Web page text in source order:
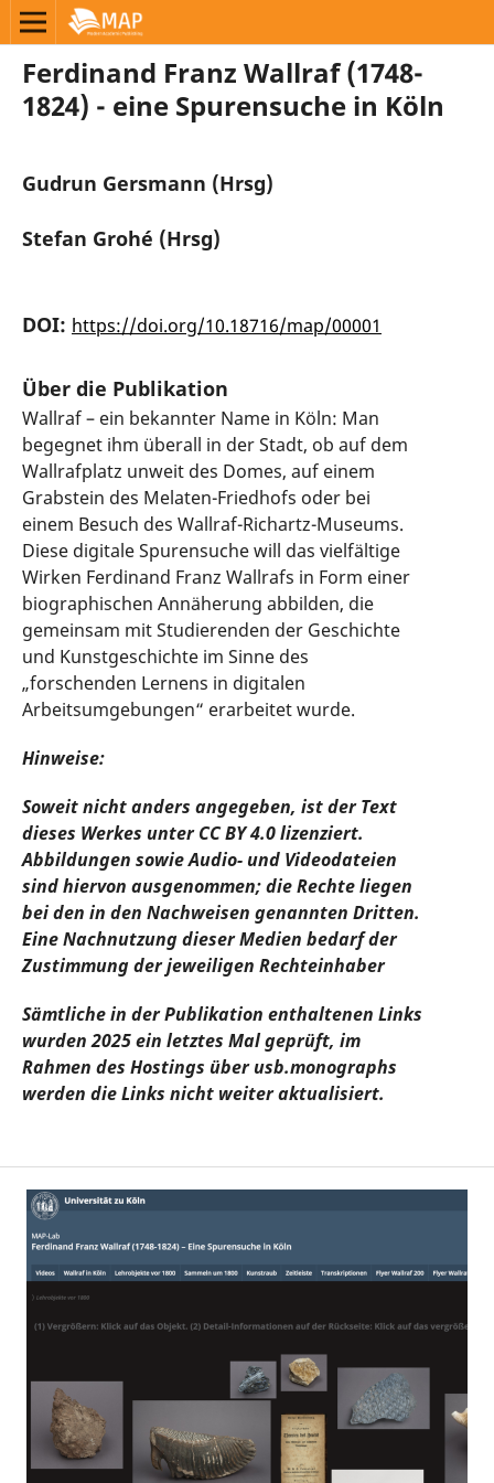
Ferdinand Franz Wallraf (1748-
1824) - eine Spurensuche in Köln
Gudrun Gersmann (Hrsg)
Stefan Grohé (Hrsg)
DOI: https://doi.org/10.18716/map/00001
Über die Publikation
Wallraf – ein bekannter Name in Köln: Man
begegnet ihm überall in der Stadt, ob auf dem
Wallrafplatz unweit des Domes, auf einem
Grabstein des Melaten-Friedhofs oder bei
einem Besuch des Wallraf-Richartz-Museums.
Diese digitale Spurensuche will das vielfältige
Wirken Ferdinand Franz Wallrafs in Form einer
biographischen Annäherung abbilden, die
gemeinsam mit Studierenden der Geschichte
und Kunstgeschichte im Sinne des
„forschenden Lernens in digitalen
Arbeitsumgebungen“ erarbeitet wurde.
Hinweise:
Soweit nicht anders angegeben, ist der Text
dieses Werkes unter CC BY 4.0 lizenziert.
Abbildungen sowie Audio- und Videodateien
sind hiervon ausgenommen; die Rechte liegen
bei den in den Nachweisen genannten Dritten.
Eine Nachnutzung dieser Medien bedarf der
Zustimmung der jeweiligen Rechteinhaber
Sämtliche in der Publikation enthaltenen Links
wurden 2025 ein letztes Mal geprüft, im
Rahmen des Hostings über usb.monographs
werden die Links nicht weiter aktualisiert.